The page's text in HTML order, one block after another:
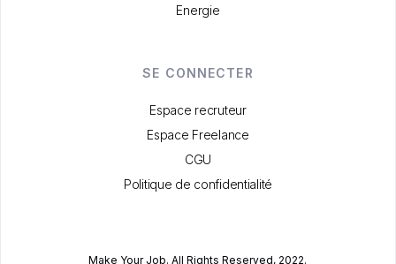
Energie
SE CONNECTER
Espace recruteur
Espace Freelance
CGU
Politique de confidentialité
Make Your Job. All Rights Reserved, 2022.